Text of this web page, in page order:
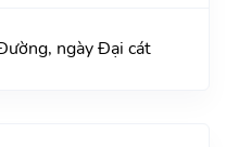
ngày Đại cát